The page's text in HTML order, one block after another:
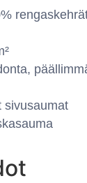
sivusaumat